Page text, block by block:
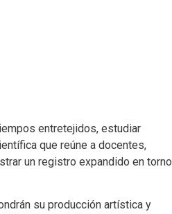
entretejidos, estudiar
que reúne a docentes,
un registro expandido en torno
su producción artística y